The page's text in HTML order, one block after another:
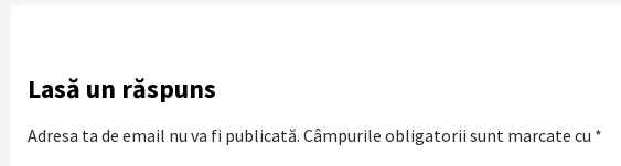
Lasă un răspuns
Adresa ta de email nu va fi publicată. Câmpurile obligatorii sunt marcate cu *